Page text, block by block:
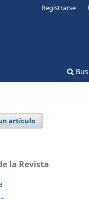
Registrarse
artículo
la Revista